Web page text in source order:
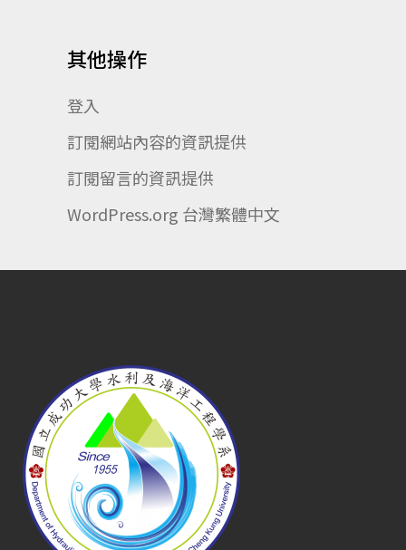
其他操作
登入
訂閱網站內容的資訊提供
訂閱留言的資訊提供
WordPress.org 台灣繁體中文